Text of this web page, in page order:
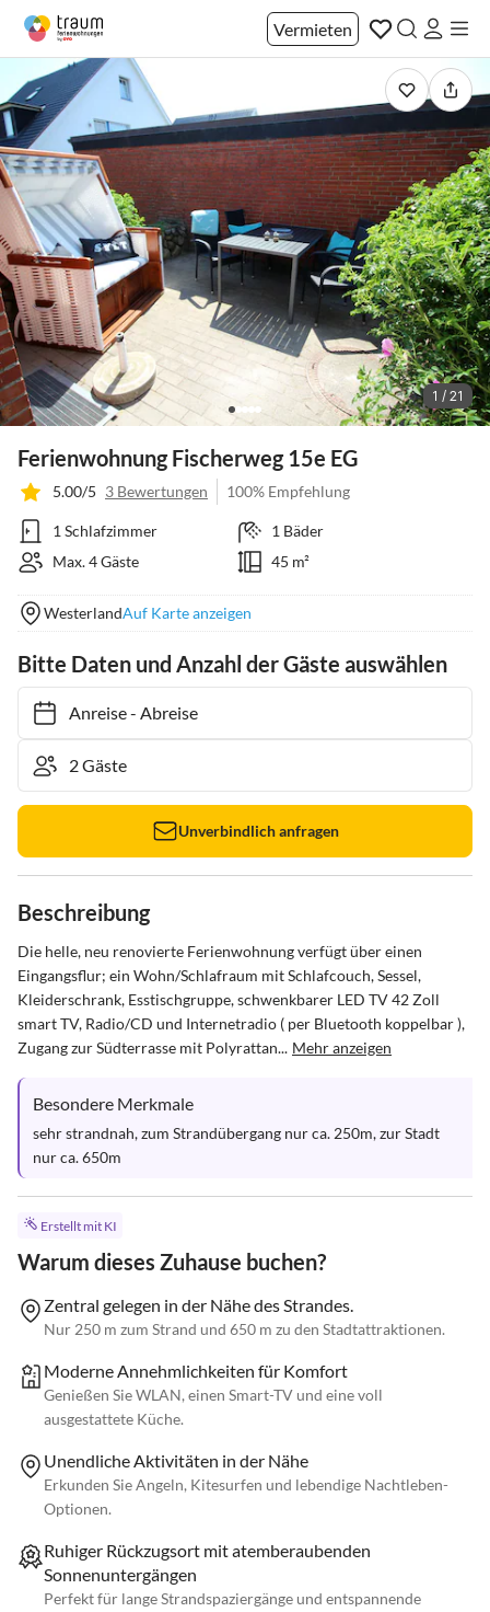
Vermieten
1 / 21
Ferienwohnung Fischerweg 15e EG
5.00/5 3 Bewertungen 100% Empfehlung
1 Schlafzimmer
1 Bäder
Max. 4 Gäste
45 m²
WesterlandAuf Karte anzeigen
Bitte Daten und Anzahl der Gäste auswählen
Anreise- Abreise
Unverbindlich anfragen
Beschreibung
Die helle, neu renovierte Ferienwohnung verfügt über einen
Eingangsflur; ein Wohn/Schlafraum mit Schlafcouch, Sessel,
Kleiderschrank, Esstischgruppe, schwenkbarer LED TV 42 Zoll
smart TV, Radio/CD und Internetradio ( per Bluetooth koppelbar ),
Zugang zur Südterrasse mit Polyrattan... Mehr anzeigen
Besondere Merkmale
sehr strandnah, zum Strandübergang nur ca. 250m, zur Stadt
nur ca. 650m
Erstellt mit KI
Warum dieses Zuhause buchen?
Zentral gelegen in der Nähe des Strandes.
Nur 250 m zum Strand und 650 m zu den Stadtattraktionen.
Moderne Annehmlichkeiten für Komfort
Genießen Sie WLAN, einen Smart-TV und eine voll
ausgestattete Küche.
Unendliche Aktivitäten in der Nähe
Erkunden Sie Angeln, Kitesurfen und lebendige Nachtleben-
Optionen.
Ruhiger Rückzugsort mit atemberaubenden
Sonnenuntergängen
Perfekt für lange Strandspaziergänge und entspannende